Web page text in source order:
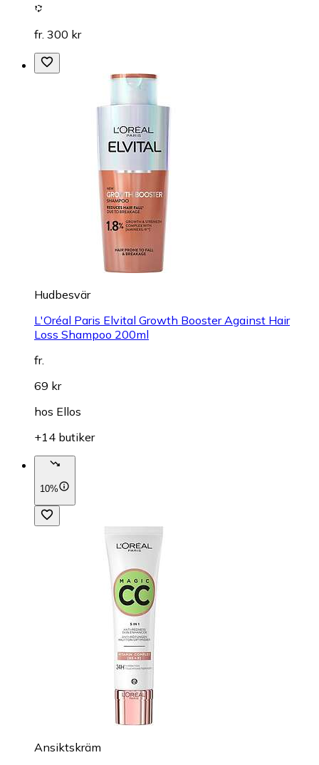
fr. 300 kr
Hudbesvär
L'Oréal Paris Elvital Growth Booster Against Hair
Loss Shampoo 200ml
fr.
69 kr
hos Ellos
+14 butiker
10%
Ansiktskräm